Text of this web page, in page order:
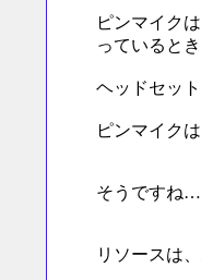
ピンマイク
っているとき
ヘッドセッ
ピンマイク
そうですね…
リソースは